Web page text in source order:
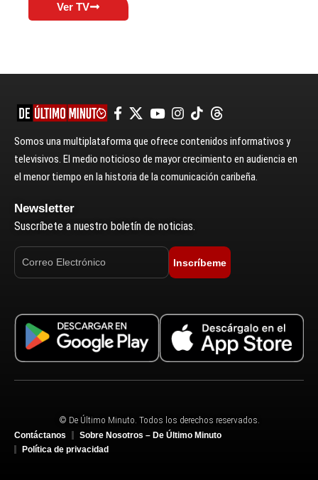
Ver TV
Somos una multiplataforma que ofrece contenidos informativos y
televisivos. El medio noticioso de mayor crecimiento en audiencia en
el menor tiempo en la historia de la comunicación caribeña.
Newsletter
Suscríbete a nuestro boletín de noticias.
Inscríbeme
© De Último Minuto. Todos los derechos reservados.
Contáctanos
Sobre Nosotros – De Último Minuto
Política de privacidad